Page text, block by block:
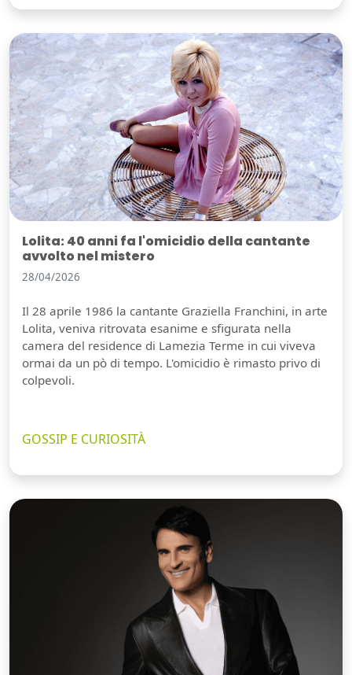
Lolita: 40 anni fa l'omicidio della cantante
avvolto nel mistero
28/04/2026
Il 28 aprile 1986 la cantante Graziella Franchini, in arte
Lolita, veniva ritrovata esanime e sfigurata nella
camera del residence di Lamezia Terme in cui viveva
ormai da un pò di tempo. L'omicidio è rimasto privo di
colpevoli.
GOSSIP E CURIOSITÀ